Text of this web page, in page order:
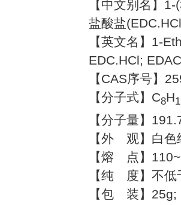
【中文别名】
盐酸盐
【英文名】1-
EDC.HCl;
【CAS序号】
【分子式】C8H
【分子量】
【外 观】白色
【熔 点】
【纯 度】不低
【包 装】25g;